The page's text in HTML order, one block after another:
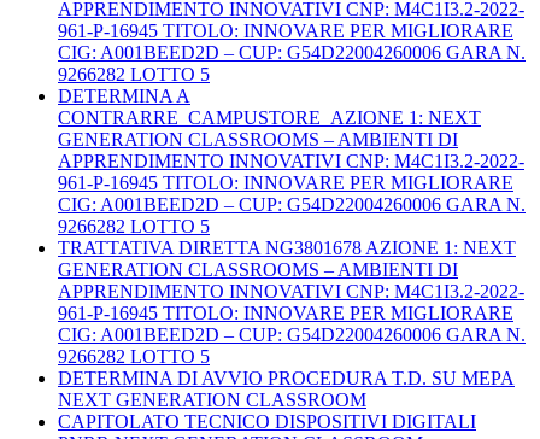
APPRENDIMENTO INNOVATIVI CNP: M4C1I3.2-2022-
961-P-16945 TITOLO: INNOVARE PER MIGLIORARE
CIG: A001BEED2D – CUP: G54D22004260006 GARA N.
9266282 LOTTO 5
DETERMINA A
CONTRARRE_CAMPUSTORE_AZIONE 1: NEXT
GENERATION CLASSROOMS – AMBIENTI DI
APPRENDIMENTO INNOVATIVI CNP: M4C1I3.2-2022-
961-P-16945 TITOLO: INNOVARE PER MIGLIORARE
CIG: A001BEED2D – CUP: G54D22004260006 GARA N.
9266282 LOTTO 5
TRATTATIVA DIRETTA NG3801678 AZIONE 1: NEXT
GENERATION CLASSROOMS – AMBIENTI DI
APPRENDIMENTO INNOVATIVI CNP: M4C1I3.2-2022-
961-P-16945 TITOLO: INNOVARE PER MIGLIORARE
CIG: A001BEED2D – CUP: G54D22004260006 GARA N.
9266282 LOTTO 5
DETERMINA DI AVVIO PROCEDURA T.D. SU MEPA
NEXT GENERATION CLASSROOM
CAPITOLATO TECNICO DISPOSITIVI DIGITALI